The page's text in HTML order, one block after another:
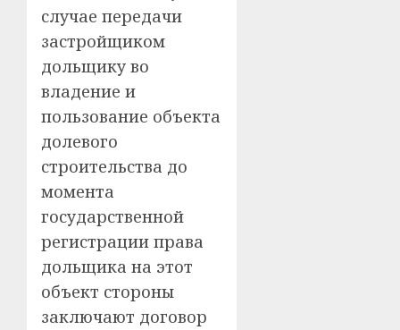
случае передачи
застройщиком
дольщику во
владение и
пользование объекта
долевого
строительства до
момента
государственной
регистрации права
дольщика на этот
объект стороны
заключают договор